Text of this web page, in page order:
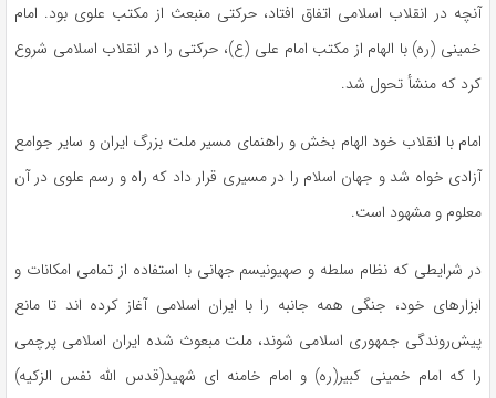
آنچه در انقلاب اسلامی اتفاق افتاد، حرکتی منبعث از مکتب علوی بود. امام
خمینی (ره) با الهام از مکتب امام علی (ع)، حرکتی را در انقلاب اسلامی شروع
کرد که منشأ تحول شد.
امام با انقلاب خود الهام بخش و راهنمای مسیر ملت بزرگ ایران و سایر جوامع
آزادی خواه شد و جهان اسلام را در مسیری قرار داد که راه و رسم علوی در آن
معلوم و مشهود است.
در شرایطی که نظام سلطه و صهیونیسم جهانی با استفاده از تمامی امکانات و
ابزارهای خود، جنگی همه جانبه را با ایران اسلامی آغاز کرده اند تا مانع
پیش‌روندگی جمهوری اسلامی شوند، ملت مبعوث شده ایران اسلامی پرچمی
را که امام خمینی کبیر(ره) و امام خامنه ای شهید(قدس الله نفس الزکیه)